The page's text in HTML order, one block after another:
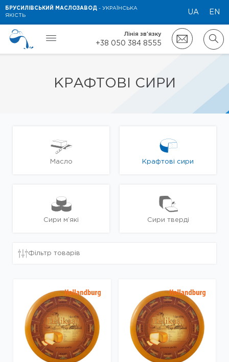
БРУСИЛІВСЬКИЙ МАСЛОЗАВОД - УКРАЇНСЬКА
ЯКІСТЬ
UA EN
Лінія зв'язку
+38 050 384 8555
КРАФТОВІ СИРИ
Масло Крафтові сири
Сири м’які Сири тверді
Фільтр товарів